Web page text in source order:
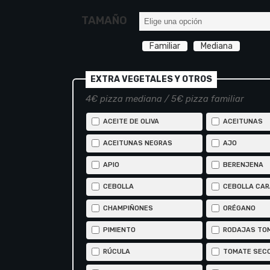
hasta
TAMAÑO
Familiar Mediana
EXTRA VEGETALES Y OTROS
4€ pizza mediana / 5€ pizza familiar
ACEITE DE OLIVA ACEITUNAS
ACEITUNAS NEGRAS AJO
APIO BERENJENA
CEBOLLA CEBOLLA
CHAMPIÑONES ORÉGANO
PIMIENTO RODAJAS
RÚCULA TOMATE